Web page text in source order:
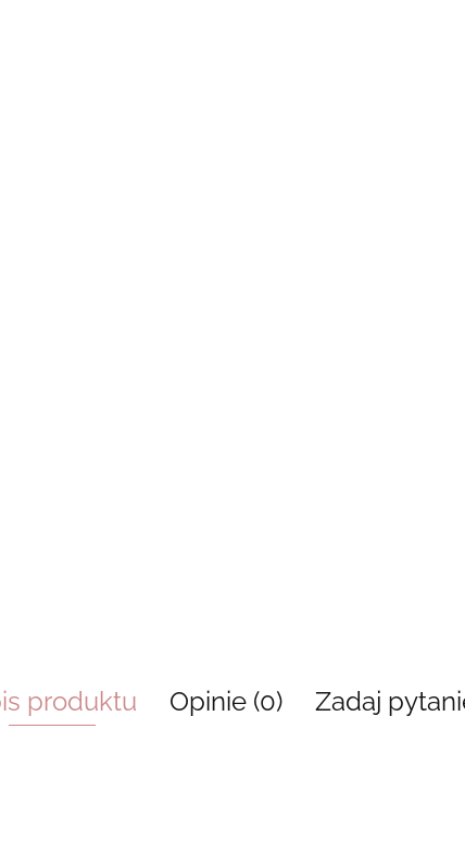
produktu Opinie (0) Zadaj